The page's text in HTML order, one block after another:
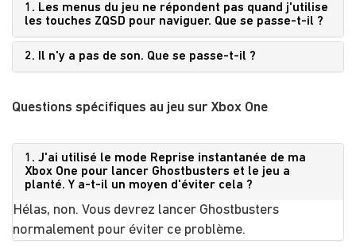
1. Les menus du jeu ne répondent pas quand j'utilise
les touches ZQSD pour naviguer. Que se passe-t-il ?
2. Il n'y a pas de son. Que se passe-t-il ?
Questions spécifiques au jeu sur Xbox One
1. J'ai utilisé le mode Reprise instantanée de ma
Xbox One pour lancer Ghostbusters et le jeu a
planté. Y a-t-il un moyen d'éviter cela ?
Hélas, non. Vous devrez lancer Ghostbusters
normalement pour éviter ce problème.